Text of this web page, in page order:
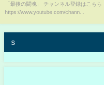
ネル
「最後の闘魂」 チャンネル登録はこちら
https://www.youtube.com/chann...
s